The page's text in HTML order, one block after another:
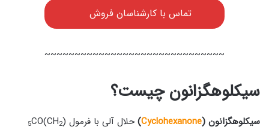
تماس با کارشناسان فروش
~~~~~~~~~~~~~~~~~~~~~~~~~~~~~~
سیکلوهگزانون چیست؟
سیکلوهگزانون (Cyclohexanone
)حلال آلی با فرمول (CH2
)
5CO